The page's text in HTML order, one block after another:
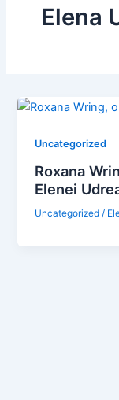
Elena
Uncategorized
Roxana
Elenei
Uncategorized /